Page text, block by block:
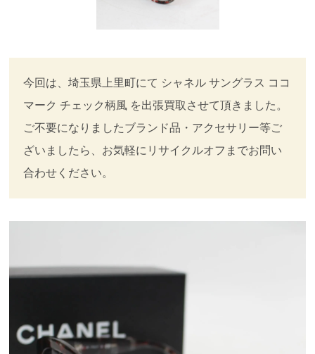
今回は、埼玉県上里町にて シャネル サングラス ココ
マーク チェック柄風 を出張買取させて頂きました。
ご不要になりましたブランド品・アクセサリー等ご
ざいましたら、お気軽にリサイクルオフまでお問い
合わせください。